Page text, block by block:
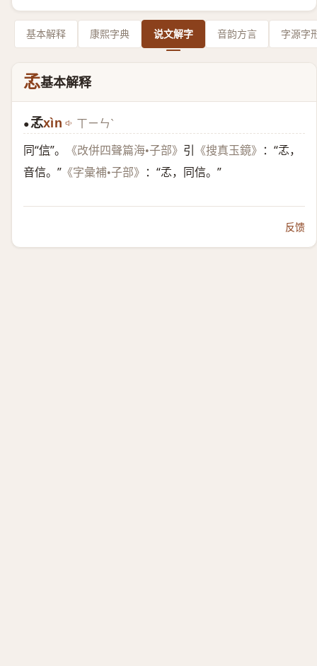
基本解释 康熙字典 说文解字 音韵方言 字源字
孞基本解释
●孞xìn ㄒㄧㄣˋ
同“信”。 《改併四聲篇海•子部》 引 《搜真玉鏡》
：“孞，
音信。” 《字彙補•子部》 ：“孞，同信。”
反馈